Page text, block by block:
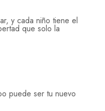
y cada niño tiene el
que solo la
puede ser tu nuevo